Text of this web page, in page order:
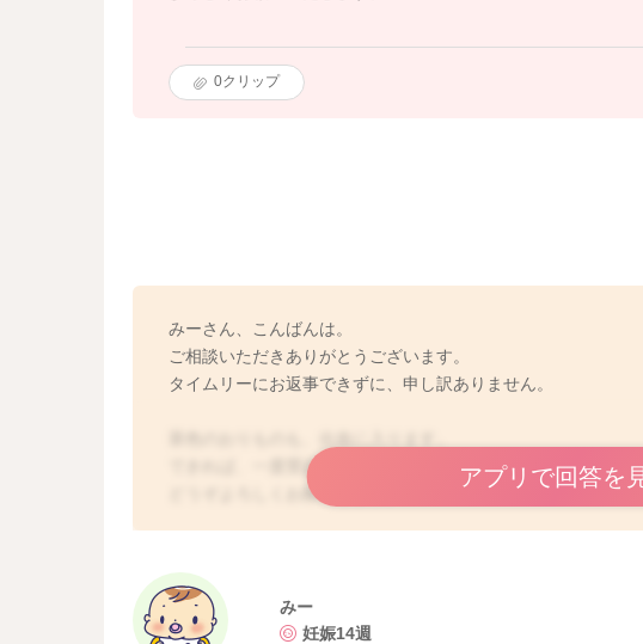
0クリップ
みーさん、こんばんは。
ご相談いただきありがとうございます。
タイムリーにお返事できずに、申し訳ありません。
できれば、一度受診なされて診察受けておきますと安心です。
どうぞよろしくお願いします。
アプリで回答を
みー
妊娠14週